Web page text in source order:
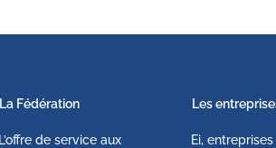
La Fédération
L’offre de service aux
Les
Ei, entreprises